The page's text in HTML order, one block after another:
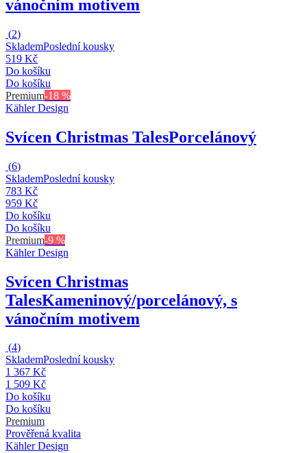
vánočním motivem
(2)
SklademPoslední kousky
519 Kč
Do košíku
Do košíku
Premium-18 %
Kähler Design
Svícen Christmas TalesPorcelánový
(6)
SklademPoslední kousky
783 Kč
959 Kč
Do košíku
Do košíku
Premium-9 %
Kähler Design
Svícen Christmas
TalesKameninový/porcelánový, s
vánočním motivem
(4)
SklademPoslední kousky
1 367 Kč
1 509 Kč
Do košíku
Do košíku
Premium
Prověřená kvalita
Kähler Design